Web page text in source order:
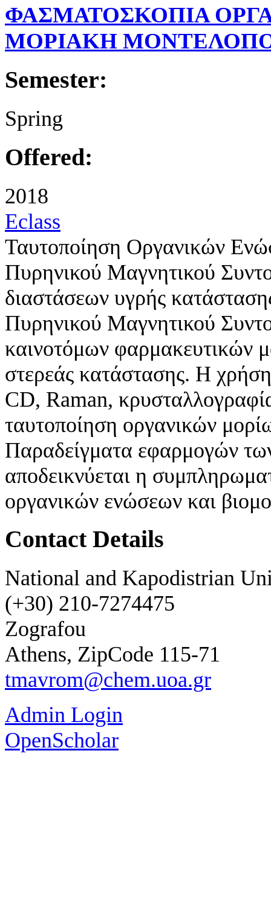
ΦΑΣΜΑΤΟΣΚΟΠΙΑ
ΜΟΡΙΑΚΗ
Semester:
Spring
Offered:
2018
Eclass
Ταυτοποίηση Οργανικών
Πυρηνικού Μαγνητικού
διαστάσεων υγρής
Πυρηνικού Μαγνητικού
καινοτόμων φαρμακευτικών
στερεάς κατάστασης. Η
CD, Raman,
ταυτοποίηση οργανικών
Παραδείγματα εφαρμογών
αποδεικνύεται η
οργανικών ενώσεων και
Contact Details
National and Kapodistrian
(+30) 210-7274475
Zografou
Athens, ZipCode 115-71
tmavrom@chem.uoa.gr
Admin Login
OpenScholar